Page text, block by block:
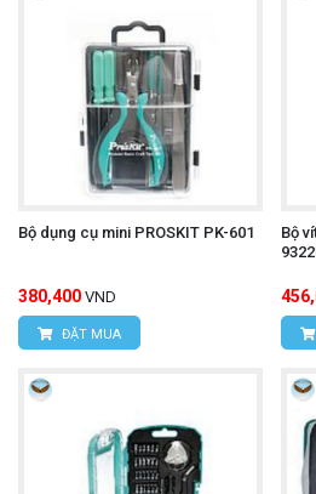
Bộ dụng cụ mini PROSKIT PK-601
380,400 VND
ĐẶT MUA
Bộ